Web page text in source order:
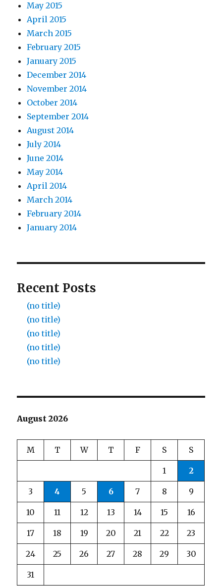
May 2015
April 2015
March 2015
February 2015
January 2015
December 2014
November 2014
October 2014
September 2014
August 2014
July 2014
June 2014
May 2014
April 2014
March 2014
February 2014
January 2014
Recent Posts
(no title)
(no title)
(no title)
(no title)
(no title)
August 2026
M T W T F S S
1 2
3 4 5 6 7 8 9
10 11 12 13 14 15 16
17 18 19 20 21 22 23
24 25 26 27 28 29 30
31